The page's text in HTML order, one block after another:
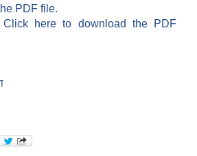
PDF file.
Click here to download the PDF